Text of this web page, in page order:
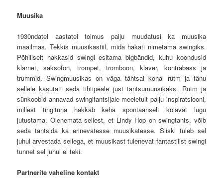
Muusika
1930ndatel aastatel toimus palju muudatusi ka muusika
maailmas. Tekkis muusikastiil, mida hakati nimetama swingiks.
Põhiliselt hakkasid swingi esitama bigbändid, kuhu koondusid
klarnet, saksofon, trompet, tromboon, klaver, kontrabass ja
trummid. Swingmuusikas on väga tähtsal kohal rütm ja tänu
sellele kasutati seda tihtipeale just tantsumuusikaks. Rütm ja
sünkoobid annavad swingitantsijale meeletult palju inspiratsiooni,
millest tingituna hakkab keha spontaanselt kõlavat lugu
jutustama. Olenemata sellest, et Lindy Hop on swingtants, võib
seda tantsida ka erinevatesse muusikatesse. Siiski tuleb sel
juhul arvestada sellega, et muusikast tulenevat fantastilist swingi
tunnet sel juhul ei teki.
Partnerite vaheline kontakt